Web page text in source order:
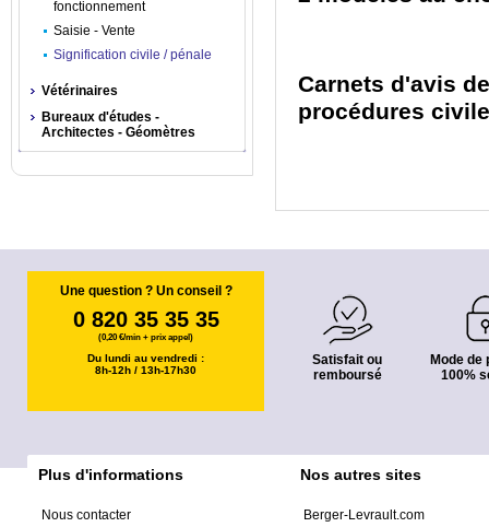
Carnets d'avis
procédures
fonctionnement
Saisie - Vente
Signification civile / pénale
Vétérinaires
Bureaux d'études -
Architectes - Géomètres
Une question ? Un conseil ?
0 820 35 35 35
(0,20 €/min + prix appel)
Du lundi au vendredi :
8h-12h / 13h-17h30
Satisfait ou
remboursé
Mode de
100%
Plus d'informations
Nous contacter
Nos autres sites
Berger-Levrault.com